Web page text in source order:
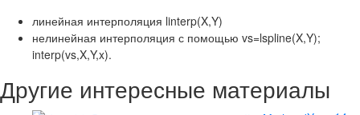
линейная интерполяция linterp(X,Y)
нелинейная интерполяция с помощью vs=lspline(X,Y);
interp(vs,X,Y,x).
Другие интересные материалы